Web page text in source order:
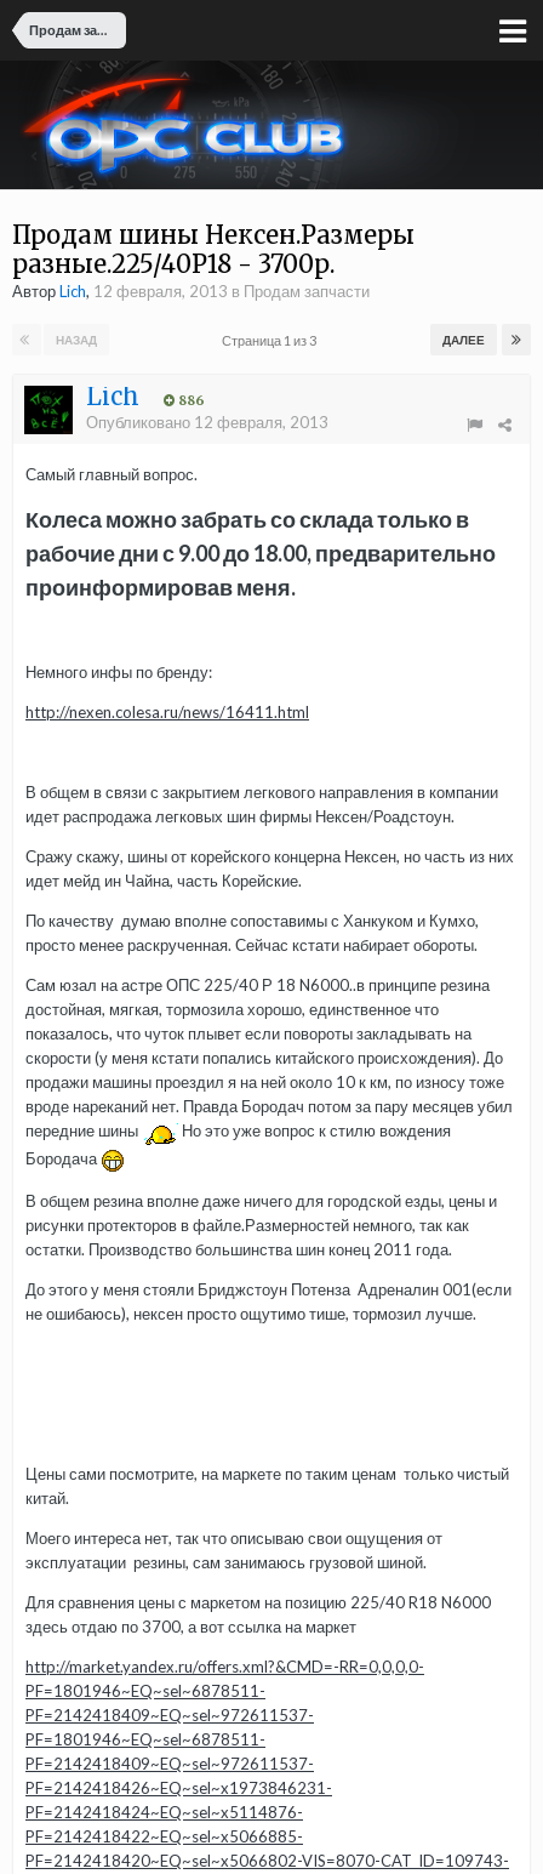
Продам запчасти
Продам шины Нексен.Размеры
разные.225/40Р18 - 3700р.
АвторLich, 12 февраля, 2013 в Продам запчасти
НАЗАД ДАЛЕЕ
Страница 1 из 3
Lich 886
Опубликовано 12 февраля, 2013
Самый главный вопрос.
Колеса можно забрать со склада только в
рабочие дни с 9.00 до 18.00, предварительно
проинформировав меня.
Немного инфы по бренду:
http://nexen.colesa.ru/news/16411.html
В общем в связи с закрытием легкового направления в компании
идет распродажа легковых шин фирмы Нексен/Роадстоун.
Сражу скажу, шины от корейского концерна Нексен, но часть из них
идет мейд ин Чайна, часть Корейские.
По качеству думаю вполне сопоставимы с Ханкуком и Кумхо,
просто менее раскрученная. Сейчас кстати набирает обороты.
Сам юзал на астре ОПС 225/40 Р 18 N6000..в принципе резина
достойная, мягкая, тормозила хорошо, единственное что
показалось, что чуток плывет если повороты закладывать на
скорости (у меня кстати попались китайского происхождения). До
продажи машины проездил я на ней около 10 к км, по износу тоже
вроде нареканий нет. Правда Бородач потом за пару месяцев убил
передние шины
Но это уже вопрос к стилю вождения
Бородача
В общем резина вполне даже ничего для городской езды, цены и
рисунки протекторов в файле.Размерностей немного, так как
остатки. Производство большинства шин конец 2011 года.
До этого у меня стояли Бриджстоун Потенза Адреналин 001(если
не ошибаюсь), нексен просто ощутимо тише, тормозил лучше.
Цены сами посмотрите, на маркете по таким ценам только чистый
китай.
Моего интереса нет, так что описываю свои ощущения от
эксплуатации резины, сам занимаюсь грузовой шиной.
Для сравнения цены с маркетом на позицию 225/40 R18 N6000
здесь отдаю по 3700, а вот ссылка на маркет
http://market.yandex.ru/offers.xml?&CMD=-RR=0,0,0,0-
PF=1801946~EQ~sel~6878511-
PF=2142418409~EQ~sel~972611537-
PF=1801946~EQ~sel~6878511-
PF=2142418409~EQ~sel~972611537-
PF=2142418426~EQ~sel~x1973846231-
PF=2142418424~EQ~sel~x5114876-
PF=2142418422~EQ~sel~x5066885-
PF=2142418420~EQ~sel~x5066802-VIS=8070-CAT_ID=109743-